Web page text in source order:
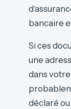
bancaire
Si ces
une
dans
déclaré